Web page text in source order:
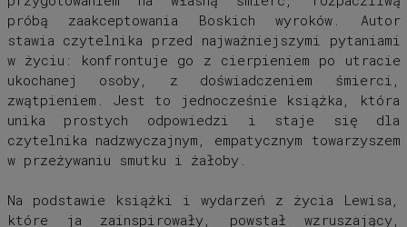
próbą zaakceptowania Boskich wyroków. Autor
stawia czytelnika przed najważniejszymi pytaniami
w życiu: konfrontuje go z cierpieniem po utracie
ukochanej osoby, z doświadczeniem śmierci,
zwątpieniem. Jest to jednocześnie książka, która
unika prostych odpowiedzi i staje się dla
czytelnika nadzwyczajnym, empatycznym towarzyszem
w przeżywaniu smutku i żałoby.
Na podstawie książki i wydarzeń z życia Lewisa,
które ja zainspirowały, powstał wzruszający,